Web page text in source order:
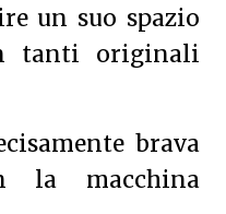
un suo spazio
tanti originali
brava
la macchina